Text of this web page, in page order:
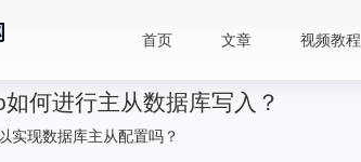
首页 文章 视频教程
何进行主从数据库写入？
实现数据库主从配置吗？